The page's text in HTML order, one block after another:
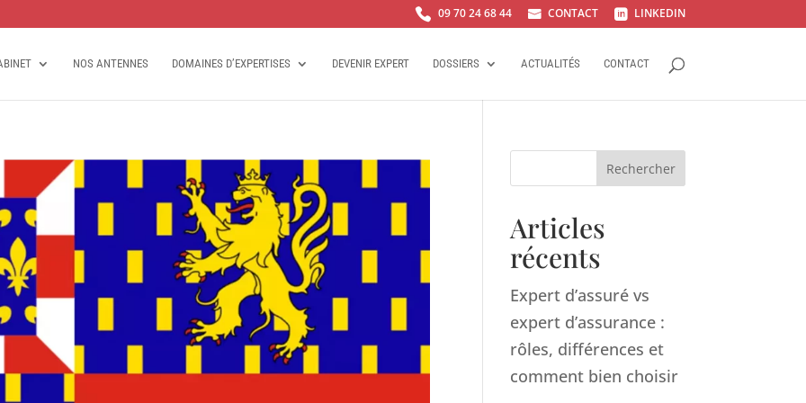
 09 70 24 68 44  CONTACT  LINKEDIN
NOS ANTENNES DOMAINES D’EXPERTISES DEVENIR EXPERT DOSSIERS ACTUALITÉS CONTACT
Rechercher
Articles
récents
Expert d’assuré vs
expert d’assurance :
rôles, différences et
comment bien choisir